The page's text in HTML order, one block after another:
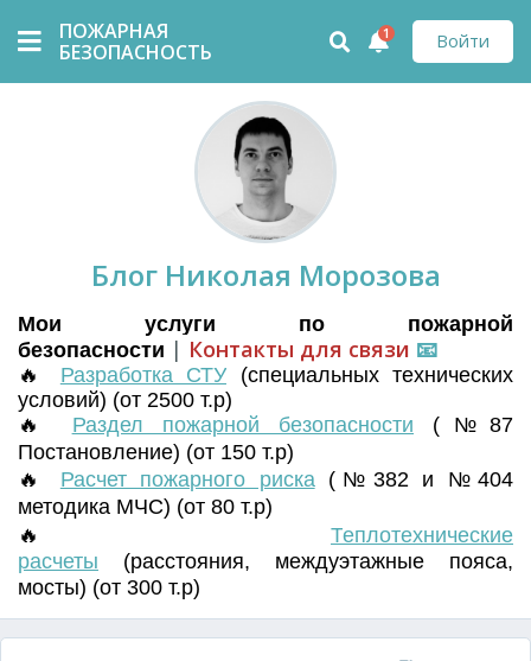
ПОЖАРНАЯ
БЕЗОПАСНОСТЬ
Войти
1
Блог Николая Морозова
Мои услуги по пожарной
безопасности | Контакты для связи 📧
🔥 Разработка СТУ (специальных технических
условий) (от 2500 т.р)
🔥 Раздел пожарной безопасности (№87
Постановление) (от 150 т.р)
🔥 Расчет пожарного риска(№382 и №404
методика МЧС) (от 80 т.р)
🔥 Теплотехнические
расчеты (расстояния, междуэтажные пояса,
мосты) (от 300 т.р)